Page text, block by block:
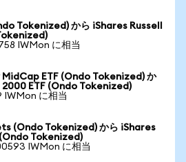
Tokenized) から iShares Russell
IWMon に相当
MidCap ETF (Ondo Tokenized) か
2000 ETF (Ondo Tokenized)
IWMon に相当
(Ondo Tokenized) から iShares
Tokenized)
IWMon に相当